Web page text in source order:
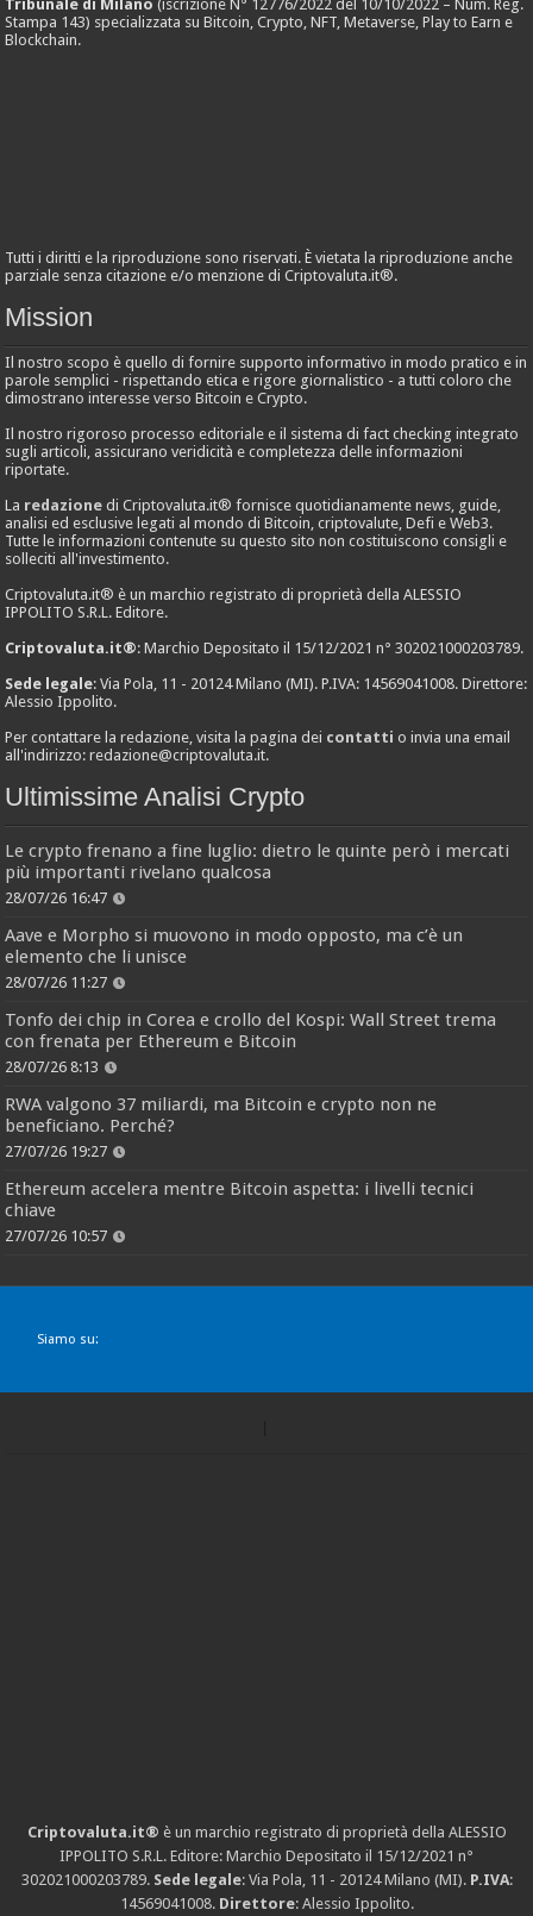
Tribunale di Milano (iscrizione N° 12776/2022 del 10/10/2022 – Num. Reg.
Stampa 143) specializzata su Bitcoin, Crypto, NFT, Metaverse, Play to Earn e
Blockchain.
Tutti i diritti e la riproduzione sono riservati. È vietata la riproduzione anche
parziale senza citazione e/o menzione di Criptovaluta.it®.
Mission
Il nostro scopo è quello di fornire supporto informativo in modo pratico e in
parole semplici - rispettando etica e rigore giornalistico - a tutti coloro che
dimostrano interesse verso Bitcoin e Crypto.
Il nostro rigoroso processo editoriale e il sistema di fact checking integrato
sugli articoli, assicurano veridicità e completezza delle informazioni
riportate.
La redazione di Criptovaluta.it® fornisce quotidianamente news, guide,
analisi ed esclusive legati al mondo di Bitcoin, criptovalute, Defi e Web3.
Tutte le informazioni contenute su questo sito non costituiscono consigli e
solleciti all'investimento.
Criptovaluta.it® è un marchio registrato di proprietà della ALESSIO
IPPOLITO S.R.L. Editore.
Criptovaluta.it®: Marchio Depositato il 15/12/2021 n° 302021000203789.
Sede legale: Via Pola, 11 - 20124 Milano (MI). P.IVA: 14569041008. Direttore:
Alessio Ippolito.
Per contattare la redazione, visita la pagina dei contatti o invia una email
all'indirizzo:redazione@criptovaluta.it.
Ultimissime Analisi Crypto
Le crypto frenano a fine luglio: dietro le quinte però i mercati
più importanti rivelano qualcosa
28/07/26 16:47
Aave e Morpho si muovono in modo opposto, ma c’è un
elemento che li unisce
28/07/26 11:27
Tonfo dei chip in Corea e crollo del Kospi: Wall Street trema
con frenata per Ethereum e Bitcoin
28/07/26 8:13
RWA valgono 37 miliardi, ma Bitcoin e crypto non ne
beneficiano. Perché?
27/07/26 19:27
Ethereum accelera mentre Bitcoin aspetta: i livelli tecnici
chiave
27/07/26 10:57
Siamo su:
Criptovaluta.it® è un marchio registrato di proprietà della ALESSIO
IPPOLITO S.R.L. Editore: Marchio Depositato il 15/12/2021 n°
302021000203789. Sede legale: Via Pola, 11 - 20124 Milano (MI). P.IVA:
14569041008. Direttore: Alessio Ippolito.